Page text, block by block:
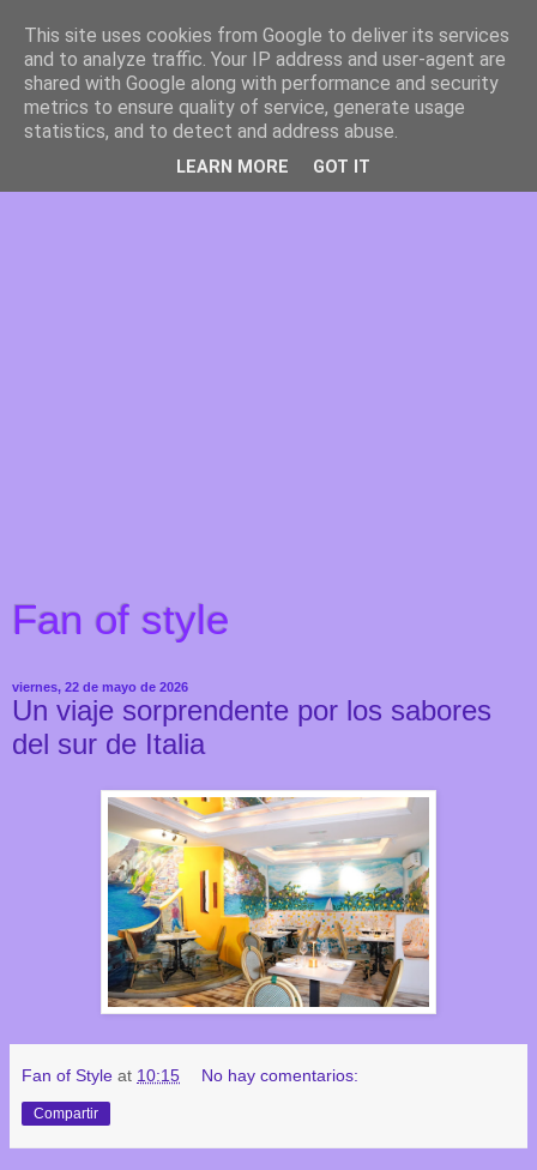
Fan of style
viernes, 22 de mayo de 2026
Un viaje sorprendente por los sabores
del sur de Italia
Fan of Style at 10:15 No hay comentarios:
Compartir
This site uses cookies from Google to deliver its services
and to analyze traffic. Your IP address and user-agent are
shared with Google along with performance and security
metrics to ensure quality of service, generate usage
statistics, and to detect and address abuse.
LEARN MORE GOT IT